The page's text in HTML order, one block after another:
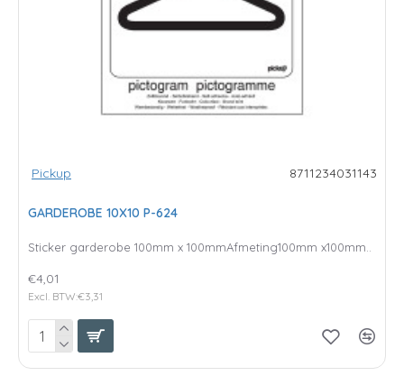
Pickup 8711234031143
GARDEROBE 10X10 P-624
Sticker garderobe 100mm x 100mmAfmeting100mm x100mm..
€4,01
Excl. BTW:€3,31